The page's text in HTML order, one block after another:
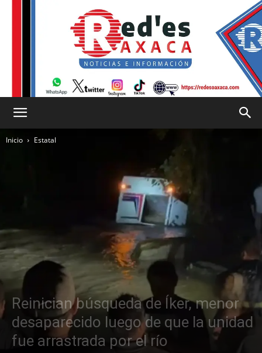
es
Oaxaca
Inicio Estatal
Reinician búsqueda de Íker, menor
desaparecido luego de que la unidad
fue arrastrada por el río